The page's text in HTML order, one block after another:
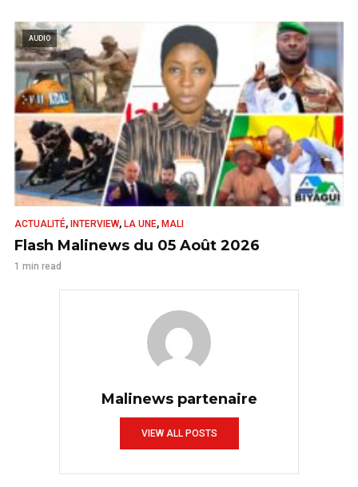
AUDIO
ACTUALITÉ, INTERVIEW, LA UNE, MALI
Flash Malinews du 05 Août 2026
1 min read
Malinews partenaire
VIEW ALL POSTS